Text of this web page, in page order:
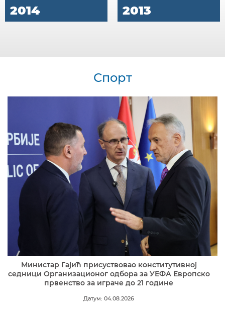
2014 2013
Спорт
Министар Гајић присуствовао конститутивној
седници Организационог одбора за УЕФА Европско
првенство за играче до 21 године
Датум: 04.08.2026